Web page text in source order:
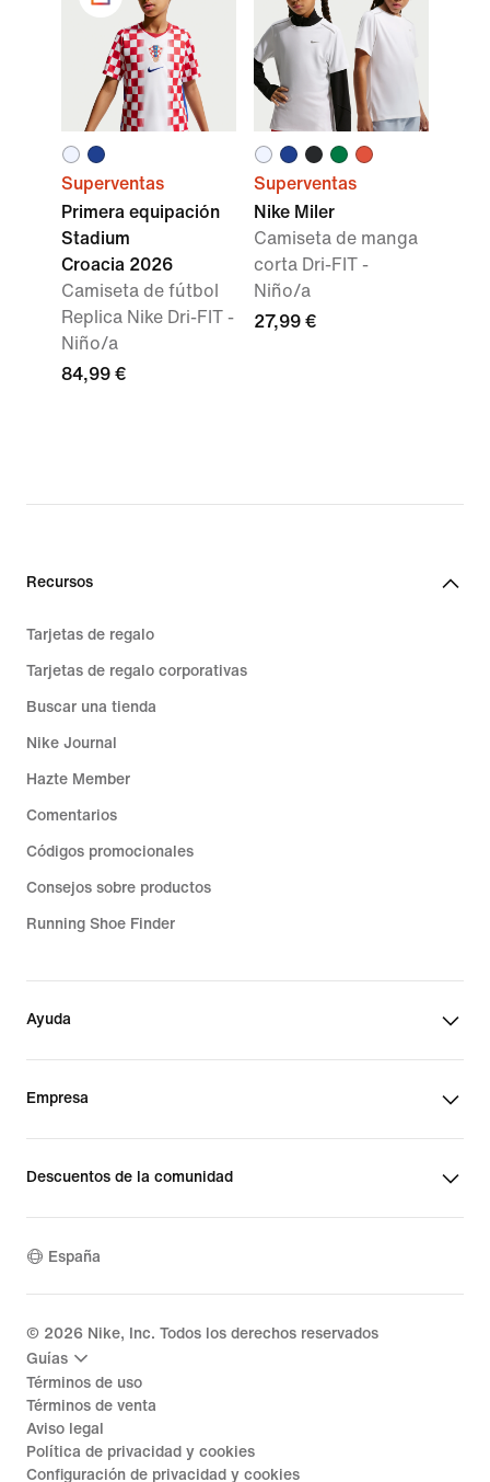
Superventas
Primera equipación
Stadium
Croacia 2026
Camiseta de fútbol
Replica Nike Dri-FIT -
Niño/a
84,99 €
Superventas
Nike Miler
Camiseta de manga
corta Dri-FIT -
Niño/a
27,99 €
Recursos
Tarjetas de regalo
Tarjetas de regalo corporativas
Buscar una tienda
Nike Journal
Hazte Member
Comentarios
Códigos promocionales
Consejos sobre productos
Running Shoe Finder
Ayuda
Empresa
Descuentos de la comunidad
España
© 2026 Nike, Inc. Todos los derechos reservados
Guías
Términos de uso
Términos de venta
Aviso legal
Política de privacidad y cookies
Configuración de privacidad y cookies